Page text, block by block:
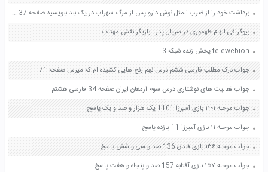
برداشت خود را از ضرب المثل نوش دارو پس از مرگ سهراب در یک بند بنویسید صفحه 37 کتاب نگارش فارسی ششم
بیوگرافی الهام طهموری در سریال پدر | بازیگر نقش مهتاب
telewebion پخش زنده شبکه 3
جواب درک مطلب فارسی ششم درس نهم رنج هایی کشیده ام که مپرس صفحه 71
جواب فعالیت های نوشتاری درس سوم ارمغان ایران صفحه 34 فارسی هشتم
جواب مرحله ۱۱۰۱ بازی آمیرزا 1101 یک هزار و صد و یک پاسخ
جواب مرحله ۱۱ بازی آمیرزا 11 یازده پاسخ
جواب مرحله ۱۳۶ بازی فندق 136 صد و سی و شش پاسخ
جواب مرحله ۱۵۷ بازی آفتابه 157 صد و پنجاه و هفت پاسخ